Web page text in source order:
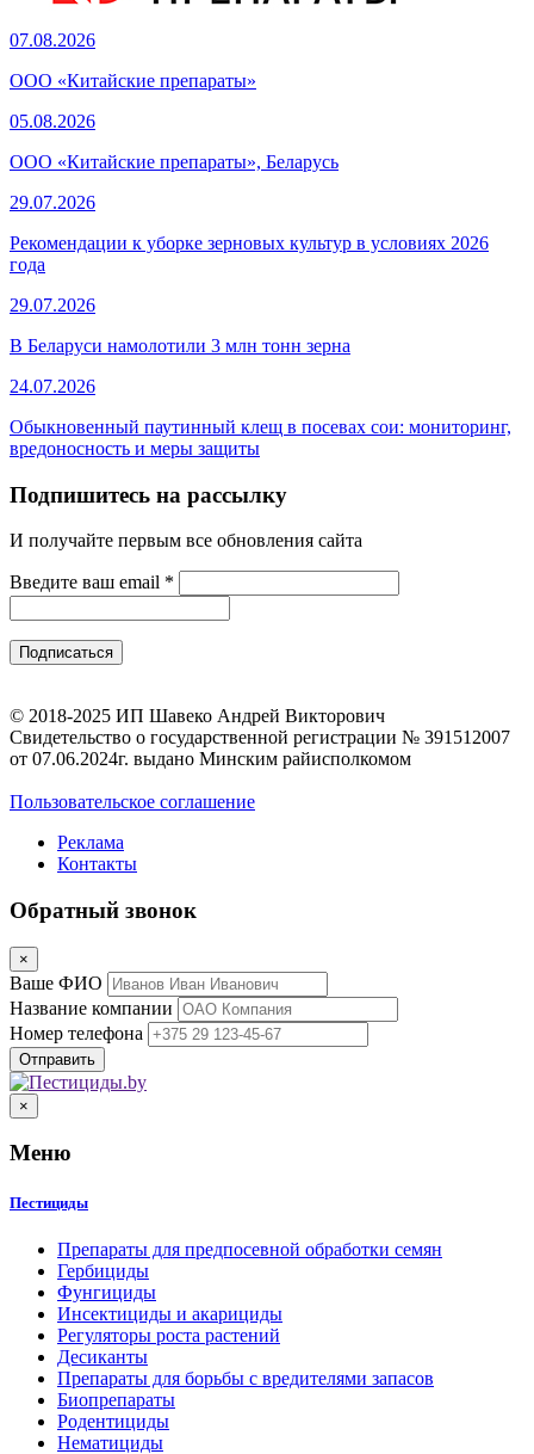
07.08.2026
ООО «Китайские препараты»
05.08.2026
ООО «Китайские препараты», Беларусь
29.07.2026
Рекомендации к уборке зерновых культур в условиях 2026
года
29.07.2026
В Беларуси намолотили 3 млн тонн зерна
24.07.2026
Обыкновенный паутинный клещ в посевах сои: мониторинг,
вредоносность и меры защиты
Подпишитесь на рассылку
И получайте первым все обновления сайта
Введите ваш email *
© 2018-2025 ИП Шавеко Андрей Викторович
Свидетельство о государственной регистрации № 391512007
от 07.06.2024г. выдано Минским райисполкомом
Пользовательское соглашение
Реклама
Контакты
Обратный звонок
×
Ваше ФИО
Название компании
Номер телефона
×
Меню
Пестициды
Препараты для предпосевной обработки семян
Гербициды
Фунгициды
Инсектициды и акарициды
Регуляторы роста растений
Десиканты
Препараты для борьбы с вредителями запасов
Биопрепараты
Родентициды
Нематициды